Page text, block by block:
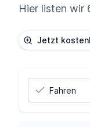
Hier listen wir
Jetzt